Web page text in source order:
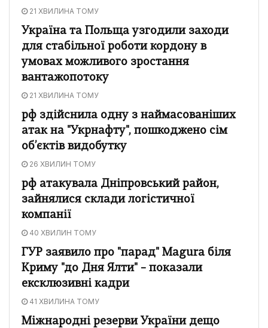
21 ХВИЛИНА ТОМУ
Україна та Польща узгодили заходи
для стабільної роботи кордону в
умовах можливого зростання
вантажопотоку
21 ХВИЛИНА ТОМУ
рф здійснила одну з наймасованіших
атак на "Укрнафту", пошкоджено сім
об’єктів видобутку
26 ХВИЛИН ТОМУ
рф атакувала Дніпровський район,
зайнялися склади логістичної
компанії
40 ХВИЛИН ТОМУ
ГУР заявило про "парад" Magura біля
Криму "до Дня Ялти" – показали
ексклюзивні кадри
41 ХВИЛИНА ТОМУ
Міжнародні резерви України дещо